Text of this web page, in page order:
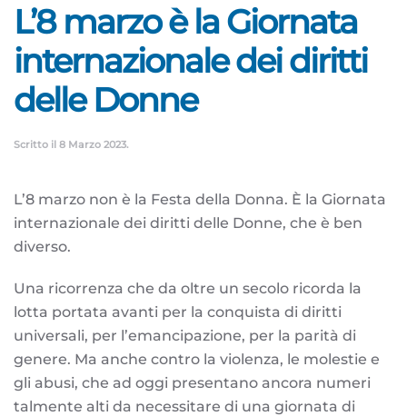
L’8 marzo è la Giornata
internazionale dei diritti
delle Donne
Scritto il 8 Marzo 2023.
L’8 marzo non è la Festa della Donna. È la Giornata
internazionale dei diritti delle Donne, che è ben
diverso.
Una ricorrenza che da oltre un secolo ricorda la
lotta portata avanti per la conquista di diritti
universali, per l’emancipazione, per la parità di
genere. Ma anche contro la violenza, le molestie e
gli abusi, che ad oggi presentano ancora numeri
talmente alti da necessitare di una giornata di